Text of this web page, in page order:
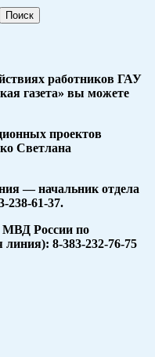
работников ГАУ
газета» вы можете
проектов
Светлана
— начальник отдела
238-61-37.
МВД России по
линия): 8-383-232-76-75